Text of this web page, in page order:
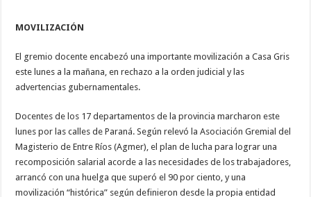
MOVILIZACIÓN
El gremio docente encabezó una importante movilización a Casa Gris
este lunes a la mañana, en rechazo a la orden judicial y las
advertencias gubernamentales.
Docentes de los 17 departamentos de la provincia marcharon este
lunes por las calles de Paraná. Según relevó la Asociación Gremial del
Magisterio de Entre Ríos (Agmer), el plan de lucha para lograr una
recomposición salarial acorde a las necesidades de los trabajadores,
arrancó con una huelga que superó el 90 por ciento, y una
movilización “histórica” según definieron desde la propia entidad